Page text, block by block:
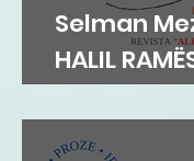
Selman
HALIL
DIBRANE”